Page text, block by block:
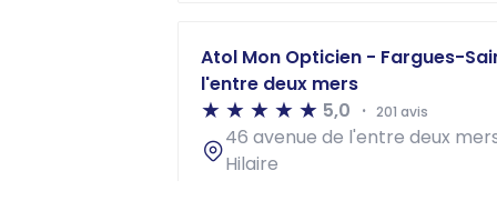
Atol Mon Opticien - Fargues-
l'entre deux mers
5,0
201 avis
46 avenue de l'entre deux
Hilaire